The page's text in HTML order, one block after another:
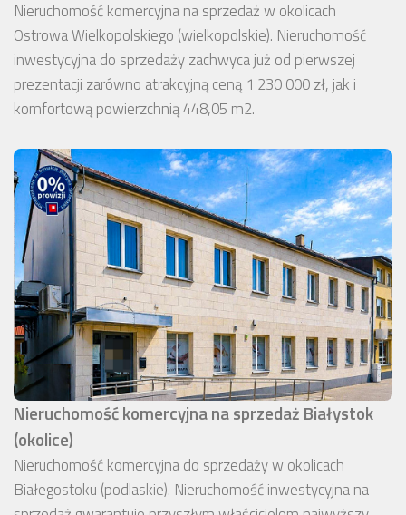
Nieruchomość komercyjna na sprzedaż w okolicach
Ostrowa Wielkopolskiego (wielkopolskie). Nieruchomość
inwestycyjna do sprzedaży zachwyca już od pierwszej
prezentacji zarówno atrakcyjną ceną 1 230 000 zł, jak i
komfortową powierzchnią 448,05 m2.
Nieruchomość komercyjna na sprzedaż Białystok
(okolice)
Nieruchomość komercyjna do sprzedaży w okolicach
Białegostoku (podlaskie). Nieruchomość inwestycyjna na